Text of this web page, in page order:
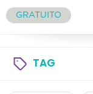
GRATUITO
TAG